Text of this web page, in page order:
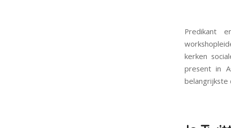
Predikant
kerken
present in
belangrijkste